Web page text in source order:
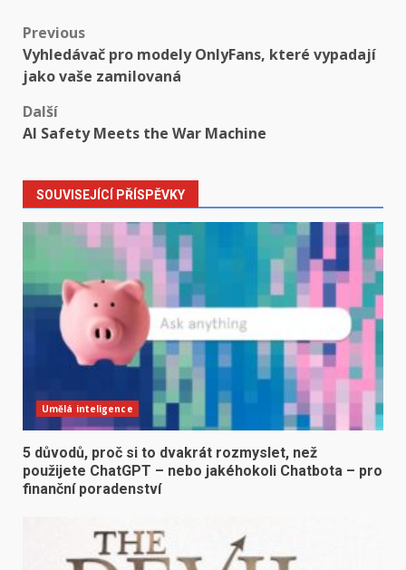
Post
navigation
Previous
Vyhledávač pro modely OnlyFans, které vypadají
jako vaše zamilovaná
Další
AI Safety Meets the War Machine
SOUVISEJÍCÍ PŘÍSPĚVKY
Umělá inteligence
5 důvodů, proč si to dvakrát rozmyslet, než
použijete ChatGPT – nebo jakéhokoli Chatbota – pro
finanční poradenství